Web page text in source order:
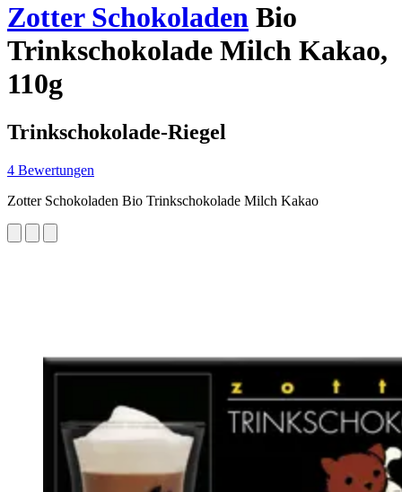
Zotter Schokoladen Bio
Trinkschokolade Milch Kakao,
110g
Trinkschokolade-Riegel
4 Bewertungen
Zotter Schokoladen Bio Trinkschokolade Milch Kakao